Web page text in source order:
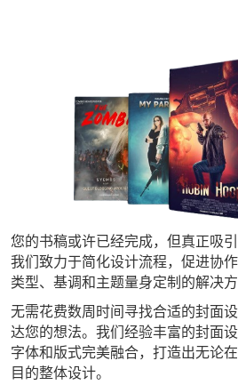
您的书稿或许已经完成，但真正吸
我们致力于简化设计流程，促进协
类型、基调和主题量身定制的解决方
无需花费数周时间寻找合适的封面
达您的想法。我们经验丰富的封面
字体和版式完美融合，打造出无论
目的整体设计。